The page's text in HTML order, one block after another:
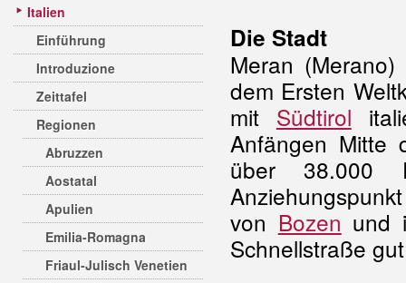
Italien
Einführung
Introduzione
Zeittafel
Regionen
Abruzzen
Aostatal
Apulien
Emilia-Romagna
Friaul-Julisch Venetien
Die Stadt
Meran
dem Ersten
mit Südtirol
Anfängen Mitte
über 38.000
von Bozen und
Schnellstraße